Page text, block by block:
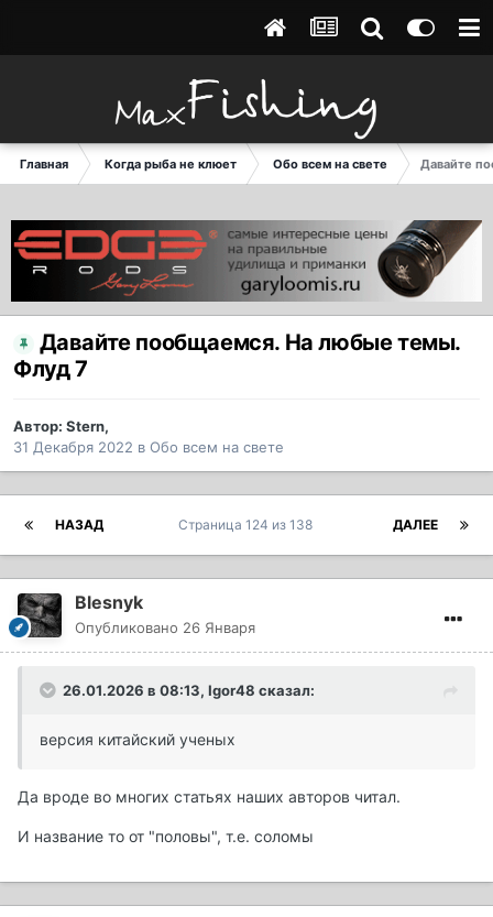
Главная Когда рыба не клюет Обо всем на свете Давайте
Давайте пообщаемся. На любые темы.
Флуд 7
Автор: Stern,
31 Декабря 2022 в Обо всем на свете
НАЗАД ДАЛЕЕ
Страница 124 из 138
Blesnyk
Опубликовано 26 Января
26.01.2026 в 08:13, Igor48 сказал:
версия китайский ученых
Да вроде во многих статьях наших авторов читал.
И название то от "половы", т.е. соломы